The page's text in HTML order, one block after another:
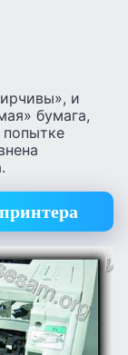
и
бумага,